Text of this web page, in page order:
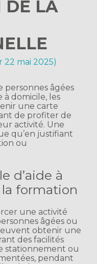
DE LA
22 mai 2025)
personnes âgées
à domicile, les
une carte
de profiter de
activité. Une
qu’en justifiant
ou
d’aide à
formation
une activité
âgées ou
obtenir une
des facilités
stationnement ou
pendant